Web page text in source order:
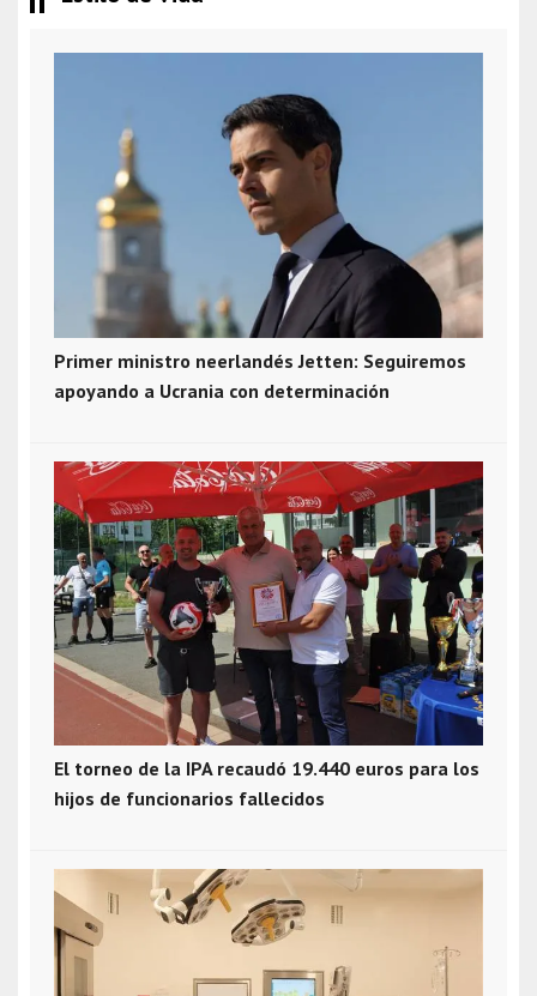
Primer ministro neerlandés Jetten: Seguiremos
apoyando a Ucrania con determinación
El torneo de la IPA recaudó 19.440 euros para los
hijos de funcionarios fallecidos